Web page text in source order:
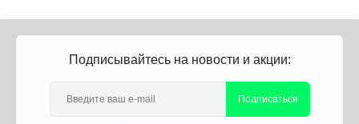
Подписывайтесь на новости и акции:
Подписаться